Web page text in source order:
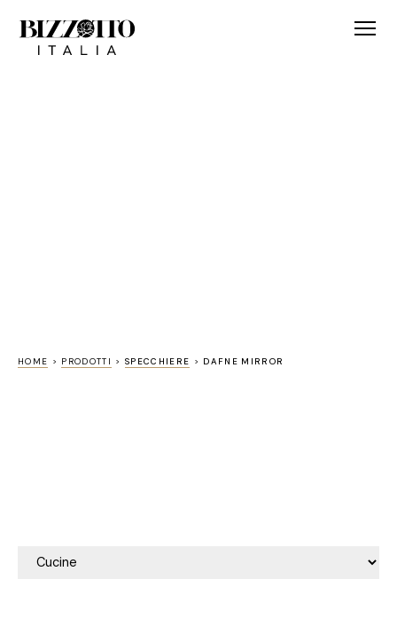
HOME > PRODOTTI >SPECCHIERE > DAFNE MIRROR